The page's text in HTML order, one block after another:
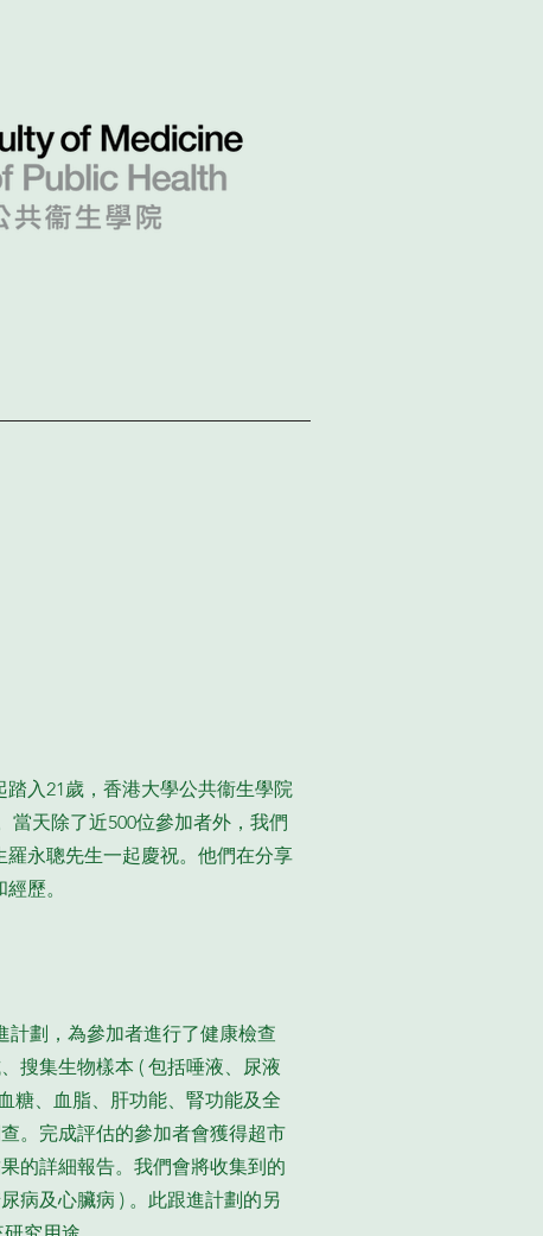
入21歲，香港大學公共衞生學院
當天除了近500位參加者外，我們
永聰先生一起慶祝。他們在分享
歷。
計劃，為參加者進行了健康檢查
搜集生物樣本 ( 包括唾液、尿液
糖、血脂、肝功能、腎功能及全
。完成評估的參加者會獲得超市
的詳細報告。我們會將收集到的
病及心臟病 ) 。此跟進計劃的另